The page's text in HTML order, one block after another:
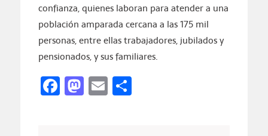
confianza, quienes laboran para atender a una
población amparada cercana a las 175 mil
personas, entre ellas trabajadores, jubilados y
pensionados, y sus familiares.
Facebook
Mastodon
EmailCompartir